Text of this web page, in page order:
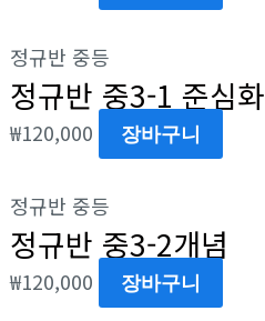
정규반 중등
정규반 중3-1 준심화
₩120,000 장바구니
정규반 중등
정규반 중3-2개념
₩120,000 장바구니